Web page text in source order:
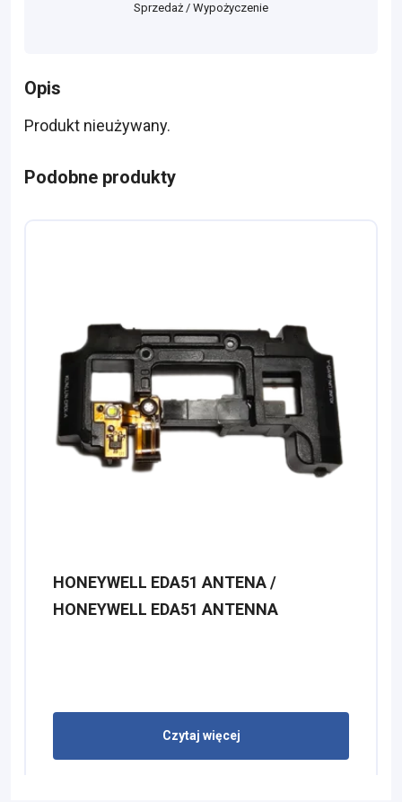
Sprzedaż / Wypożyczenie
Opis
Produkt nieużywany.
Podobne produkty
HONEYWELL EDA51 ANTENA /
HONEYWELL EDA51 ANTENNA
Czytaj więcej